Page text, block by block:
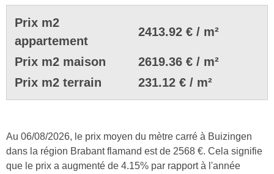
Prix m2
appartement
2413.92 € / m²
Prix m2 maison
2619.36 € / m²
Prix m2 terrain
231.12 € / m²
Au 06/08/2026, le prix moyen du mètre carré à Buizingen
dans la région Brabant flamand est de 2568 €. Cela signifie
que le prix a augmenté de 4.15% par rapport à l'année